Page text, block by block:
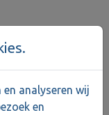
analyseren wij
en